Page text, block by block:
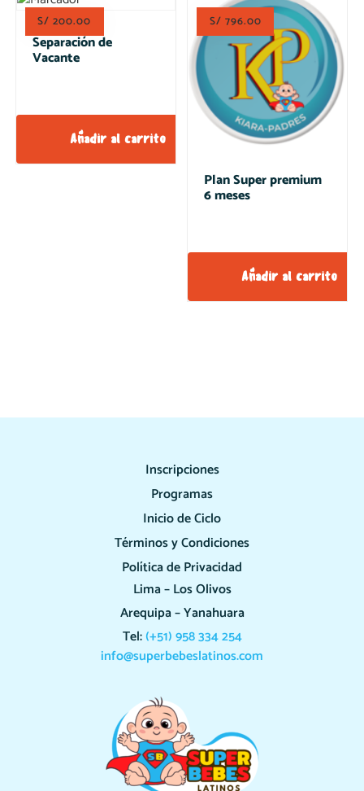
S/ 200.00
Separación de
Vacante
Añadir al carrito
S/ 796.00
Plan Super premium
6 meses
Añadir al carrito
Inscripciones
Programas
Inicio de Ciclo
Términos y Condiciones
Política de Privacidad
Lima – Los Olivos
Arequipa – Yanahuara
Tel:(+51) 958 334 254
info@superbebeslatinos.com